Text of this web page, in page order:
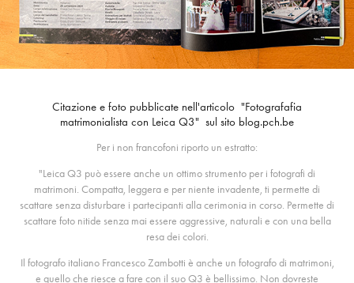
Citazione e foto pubblicate nell'articolo "Fotografafia
matrimonialista con Leica Q3" sul sito blog.pch.be
Per i non francofoni riporto un estratto:
"Leica Q3 può essere anche un ottimo strumento per i fotografi di
matrimoni. Compatta, leggera e per niente invadente, ti permette di
scattare senza disturbare i partecipanti alla cerimonia in corso. Permette di
scattare foto nitide senza mai essere aggressive, naturali e con una bella
resa dei colori.
Il fotografo italiano Francesco Zambotti è anche un fotografo di matrimoni,
e quello che riesce a fare con il suo Q3 è bellissimo. Non dovreste